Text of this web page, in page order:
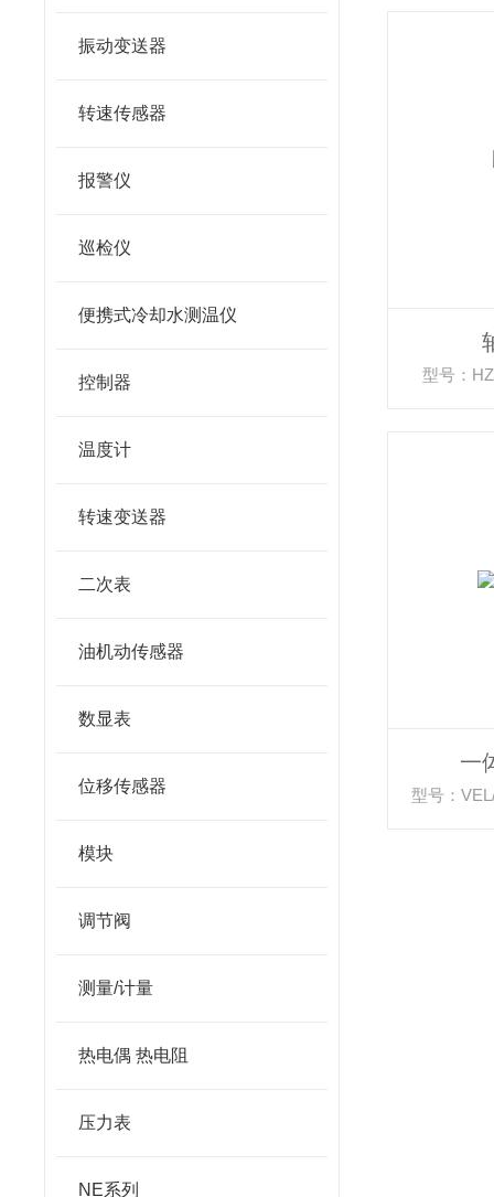
振动变送器
转速传感器
报警仪
巡检仪
便携式冷却水测温仪
控制器
温度计
转速变送器
二次表
油机动传感器
数显表
位移传感器
模块
调节阀
测量/计量
热电偶 热电阻
压力表
NE系列
型号：
一
型号：